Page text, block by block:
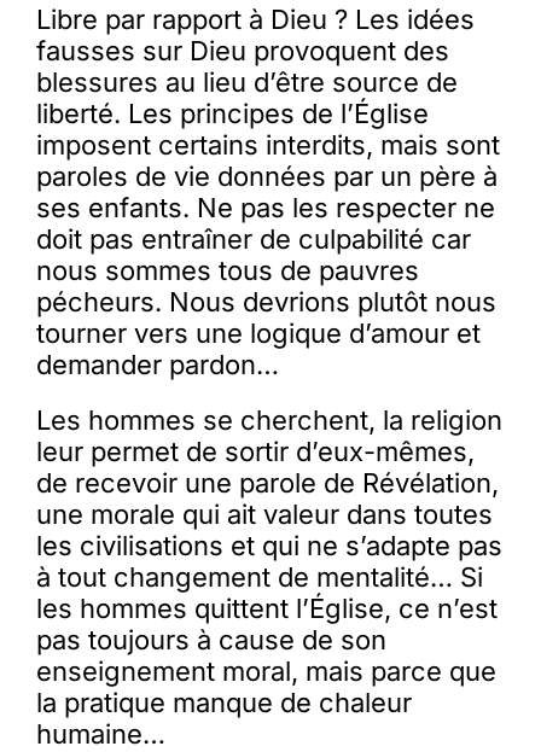
Libre par rapport à Dieu ? Les idées
fausses sur Dieu provoquent des
blessures au lieu d’être source de
liberté. Les principes de l’Église
imposent certains interdits, mais sont
paroles de vie données par un père à
ses enfants. Ne pas les respecter ne
doit pas entraîner de culpabilité car
nous sommes tous de pauvres
pécheurs. Nous devrions plutôt nous
tourner vers une logique d’amour et
demander pardon…
Les hommes se cherchent, la religion
leur permet de sortir d’eux-mêmes,
de recevoir une parole de Révélation,
une morale qui ait valeur dans toutes
les civilisations et qui ne s’adapte pas
à tout changement de mentalité… Si
les hommes quittent l’Église, ce n’est
pas toujours à cause de son
enseignement moral, mais parce que
la pratique manque de chaleur
humaine…